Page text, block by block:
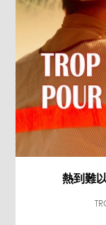
熱到難